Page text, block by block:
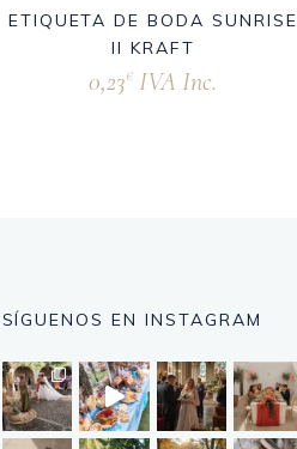
ETIQUETA DE BODA SUNRISE
II KRAFT
0,23€ IVA Inc.
SÍGUENOS EN INSTAGRAM